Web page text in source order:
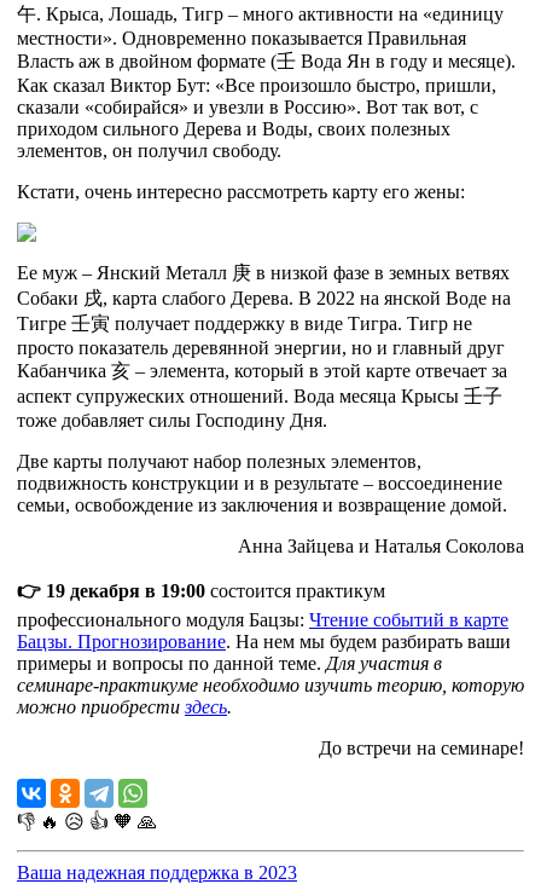
午. Крыса, Лошадь, Тигр – много активности на «единицу
местности». Одновременно показывается Правильная
Власть аж в двойном формате (壬 Вода Ян в году и месяце).
Как сказал Виктор Бут: «Все произошло быстро, пришли,
сказали «собирайся» и увезли в Россию». Вот так вот, с
приходом сильного Дерева и Воды, своих полезных
элементов, он получил свободу.
Кстати, очень интересно рассмотреть карту его жены:
Ее муж – Янский Металл 庚 в низкой фазе в земных ветвях
Собаки 戌, карта слабого Дерева. В 2022 на янской Воде на
Тигре 壬寅 получает поддержку в виде Тигра. Тигр не
просто показатель деревянной энергии, но и главный друг
Кабанчика 亥 – элемента, который в этой карте отвечает за
аспект супружеских отношений. Вода месяца Крысы 壬子
тоже добавляет силы Господину Дня.
Две карты получают набор полезных элементов,
подвижность конструкции и в результате – воссоединение
семьи, освобождение из заключения и возвращение домой.
Анна Зайцева и Наталья Соколова
👉 19 декабря в 19:00 состоится практикум
профессионального модуля Бацзы: Чтение событий в карте
Бацзы. Прогнозирование. На нем мы будем разбирать ваши
примеры и вопросы по данной теме. Для участия в
семинаре-практикуме необходимо изучить теорию, которую
можно приобрестиздесь.
До встречи на семинаре!
👎 🔥 😥 👍 🧡 🙏
Ваша надежная поддержка в 2023